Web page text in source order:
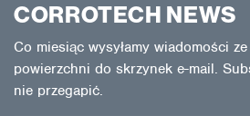
CORROTECH NEWS
Co miesiąc wysyłamy wiadomości
powierzchni do skrzynek e-mail.
nie przegapić.